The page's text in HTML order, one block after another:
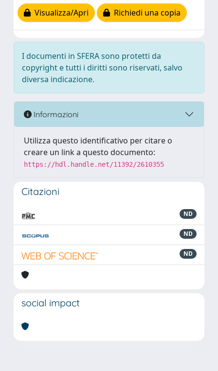
Visualizza/Apri
Richiedi una copia
I documenti in SFERA sono protetti da
copyright e tutti i diritti sono riservati, salvo
diversa indicazione.
Informazioni
Utilizza questo identificativo per citare o
creare un link a questo documento:
https://hdl.handle.net/11392/2610355
Citazioni
ND
ND
ND
social impact